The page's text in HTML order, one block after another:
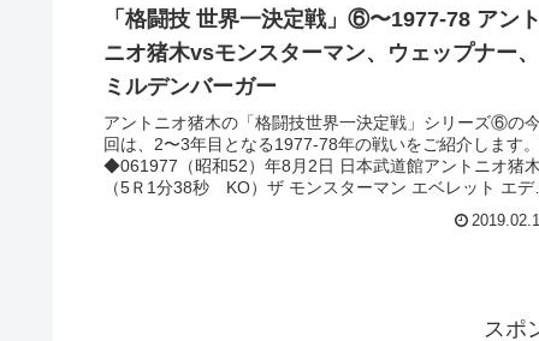
「格闘技 世界一決定戦」⑥〜1977-78 アント
ニオ猪木vsモンスターマン、ウェップナー、
ミルデンバーガー
アントニオ猪木の「格闘技世界一決定戦」シリーズ⑥の今
回は、2〜3年目となる1977-78年の戦いをご紹介します。
◆061977（昭和52）年8月2日 日本武道館アントニオ猪木
（5Ｒ1分38秒 KO）ザ モンスターマン エベレット エデ
スポ